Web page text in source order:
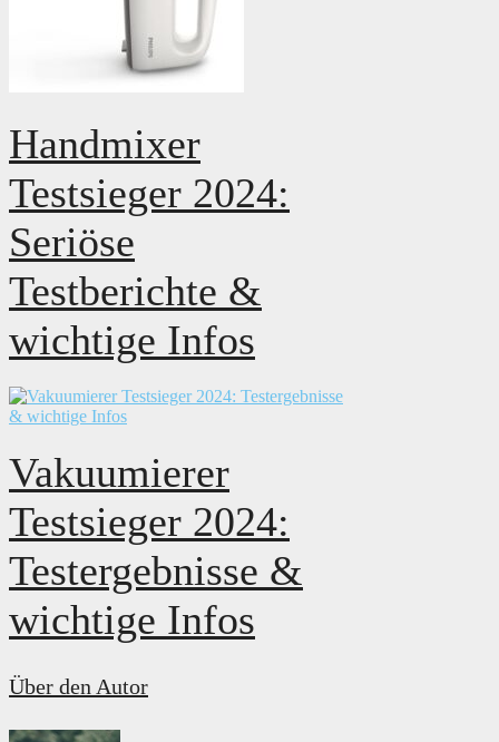
Handmixer
Testsieger 2024:
Seriöse
Testberichte &
wichtige Infos
Vakuumierer
Testsieger 2024:
Testergebnisse &
wichtige Infos
Über den Autor